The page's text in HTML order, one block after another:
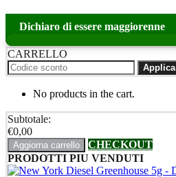
Dichiaro di essere maggiorenne
CARRELLO
Applica
No products in the cart.
Subtotale:
€0,00
Aggiorna carrello
CHECKOUT
PRODOTTI PIU VENDUTI